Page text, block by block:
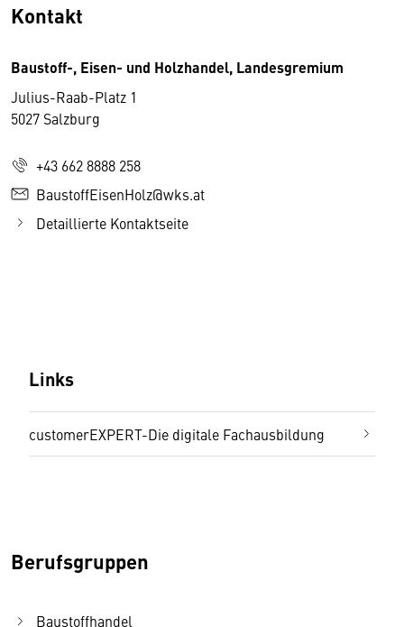
Kontakt
Baustoff-, Eisen- und Holzhandel, Landesgremium
Julius-Raab-Platz 1
5027 Salzburg
+43 662 8888 258
BaustoffEisenHolz@wks.at
Detaillierte Kontaktseite
Links
customerEXPERT-Die digitale Fachausbildung
Berufsgruppen
Baustoffhandel